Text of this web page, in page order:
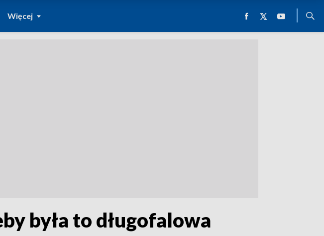
Więcej
była to długofalowa